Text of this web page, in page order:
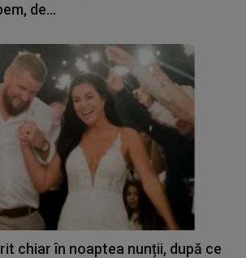
de...
chiar în noaptea nunții, după ce